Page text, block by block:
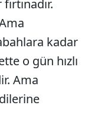
kadar
o gün hızlı
Ama